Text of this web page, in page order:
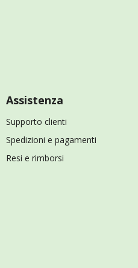
Assistenza
Supporto clienti
Spedizioni e pagamenti
Resi e rimborsi